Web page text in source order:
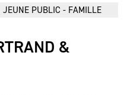
JEUNE PUBLIC - FAMILLE
&